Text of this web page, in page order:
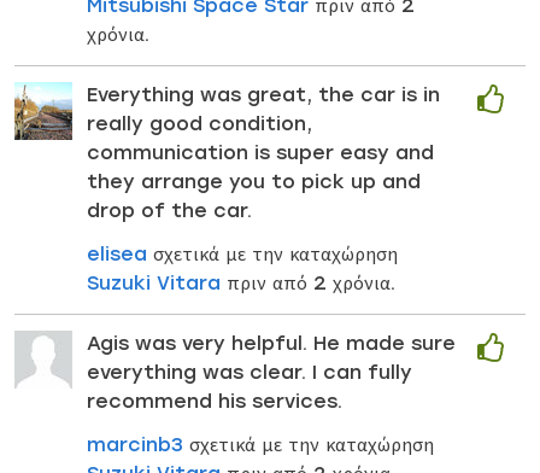
Mitsubishi Space Star πριν από 2
χρόνια.
Everything was great, the car is in
really good condition,
communication is super easy and
they arrange you to pick up and
drop of the car.
elisea σχετικά με την καταχώρηση
Suzuki Vitara πριν από 2 χρόνια.
Agis was very helpful. He made sure
everything was clear. I can fully
recommend his services.
marcinb3 σχετικά με την καταχώρηση